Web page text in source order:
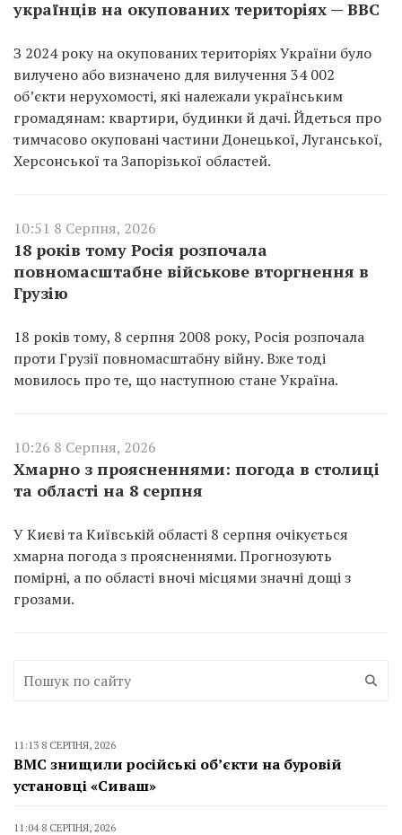
українців на окупованих територіях — BBC
З 2024 року на окупованих територіях України було
вилучено або визначено для вилучення 34 002
об’єкти нерухомості, які належали українським
громадянам: квартири, будинки й дачі. Йдеться про
тимчасово окуповані частини Донецької, Луганської,
Херсонської та Запорізької областей.
10:51 8 Серпня, 2026
18 років тому Росія розпочала
повномасштабне військове вторгнення в
Грузію
18 років тому, 8 серпня 2008 року, Росія розпочала
проти Грузії повномасштабну війну. Вже тоді
мовилось про те, що наступною стане Україна.
10:26 8 Серпня, 2026
Хмарно з проясненнями: погода в столиці
та області на 8 серпня
У Києві та Київській області 8 серпня очікується
хмарна погода з проясненнями. Прогнозують
помірні, а по області вночі місцями значні дощі з
грозами.
11:13 8 СЕРПНЯ, 2026
ВМС знищили російські об’єкти на буровій
установці «Сиваш»
11:04 8 СЕРПНЯ, 2026